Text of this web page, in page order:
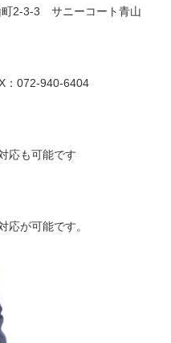
2-3-3 サニーコート青山
072-940-6404
応も可能です
が可能です。